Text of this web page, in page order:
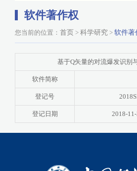
软件著作权
您当前的位置： 首页 > 科学研究 > 软件著
基于Q矢量的对流爆发识别
软件简称
登记号
登记日期 2018-